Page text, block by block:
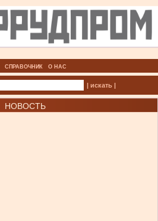
СПРАВОЧНИК О НАС
| искать |
НОВОСТЬ